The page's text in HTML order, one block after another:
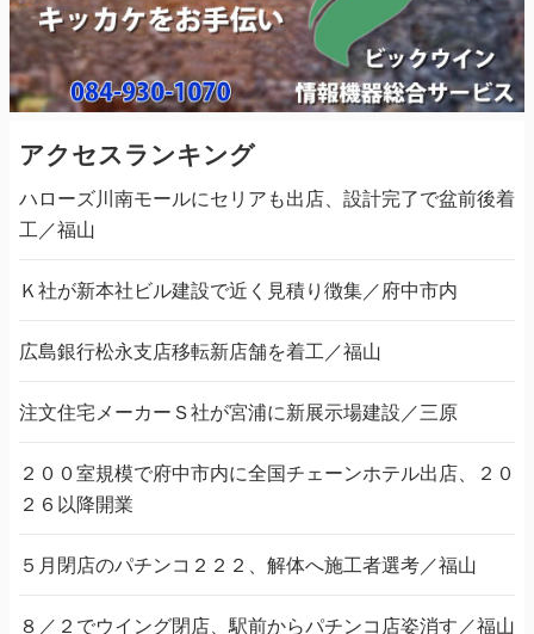
アクセスランキング
ハローズ川南モールにセリアも出店、設計完了で盆前後着
工／福山
Ｋ社が新本社ビル建設で近く見積り徴集／府中市内
広島銀行松永支店移転新店舗を着工／福山
注文住宅メーカーＳ社が宮浦に新展示場建設／三原
２００室規模で府中市内に全国チェーンホテル出店、２０
２６以降開業
５月閉店のパチンコ２２２、解体へ施工者選考／福山
８／２でウイング閉店、駅前からパチンコ店姿消す／福山